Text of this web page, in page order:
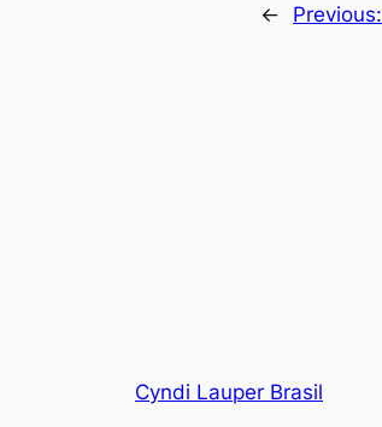
← Previous:
Cyndi Lauper Brasil